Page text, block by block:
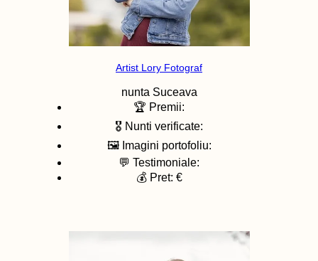
Artist Lory Fotograf
nunta Suceava
🏆 Premii:
🎖️ Nunti verificate:
🖼️ Imagini portofoliu:
💬 Testimoniale:
💰 Pret: €